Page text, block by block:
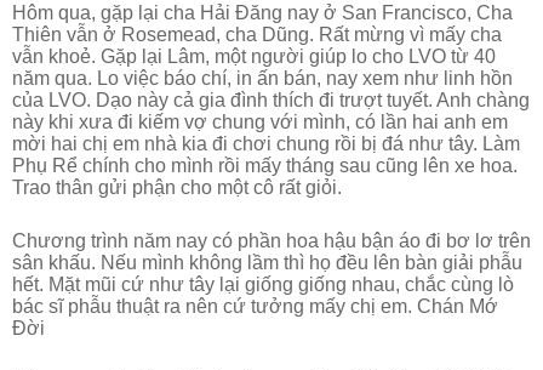
Hôm qua, gặp lại cha Hải Đăng nay ở San Francisco, Cha
Thiên vẫn ở Rosemead, cha Dũng. Rất mừng vì mấy cha
vẫn khoẻ. Gặp lại Lâm, một người giúp lo cho LVO từ 40
năm qua. Lo việc báo chí, in ấn bán, nay xem như linh hồn
của LVO. Dạo này cả gia đình thích đi trượt tuyết. Anh chàng
này khi xưa đi kiếm vợ chung với mình, có lần hai anh em
mời hai chị em nhà kia đi chơi chung rồi bị đá như tây. Làm
Phụ Rể chính cho mình rồi mấy tháng sau cũng lên xe hoa.
Trao thân gửi phận cho một cô rất giỏi.
Chương trình năm nay có phần hoa hậu bận áo đi bơ lơ trên
sân khấu. Nếu mình không lầm thì họ đều lên bàn giải phẫu
hết. Mặt mũi cứ như tây lại giống giống nhau, chắc cùng lò
bác sĩ phẫu thuật ra nên cứ tưởng mấy chị em. Chán Mớ
Đời